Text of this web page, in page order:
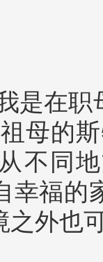
是在
母的
不同
幸福的
外也